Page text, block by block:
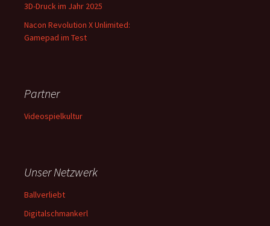
3D-Druck im Jahr 2025
Nacon Revolution X Unlimited:
Gamepad im Test
Partner
Videospielkultur
Unser Netzwerk
Ballverliebt
Digitalschmankerl